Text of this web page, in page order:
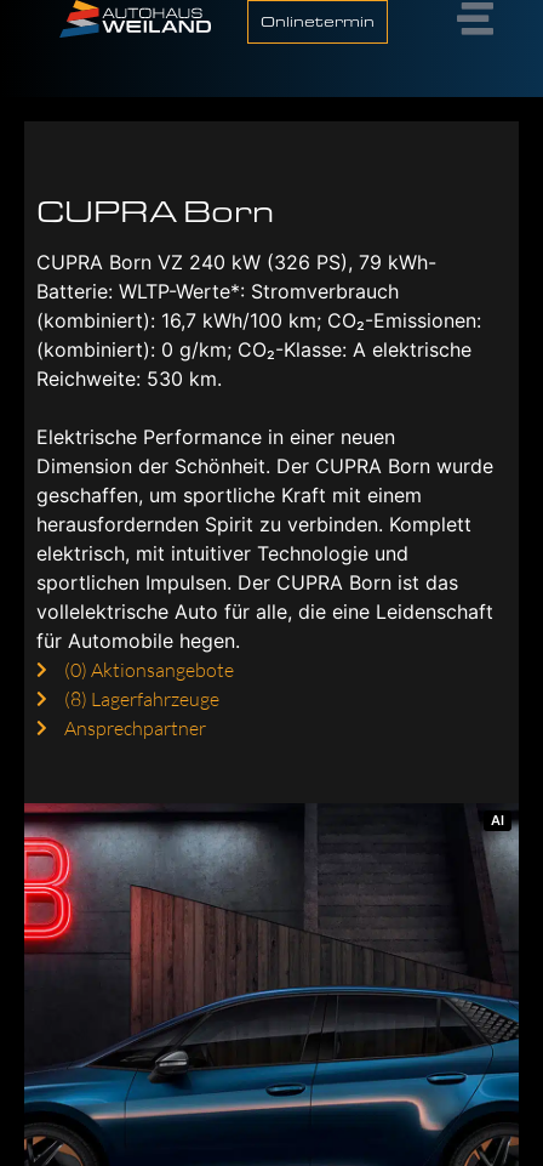
Onlinetermin
CUPRA Born
CUPRA Born VZ 240 kW (326 PS), 79 kWh-
Batterie: WLTP-Werte*: Stromverbrauch
(kombiniert): 16,7 kWh/100 km; CO₂-Emissionen:
(kombiniert): 0 g/km; CO₂-Klasse: A elektrische
Reichweite: 530 km.
Elektrische Performance in einer neuen
Dimension der Schönheit. Der CUPRA Born wurde
geschaffen, um sportliche Kraft mit einem
herausfordernden Spirit zu verbinden. Komplett
elektrisch, mit intuitiver Technologie und
sportlichen Impulsen. Der CUPRA Born ist das
vollelektrische Auto für alle, die eine Leidenschaft
für Automobile hegen.
(0) Aktionsangebote
(8) Lagerfahrzeuge
Ansprechpartner
AI